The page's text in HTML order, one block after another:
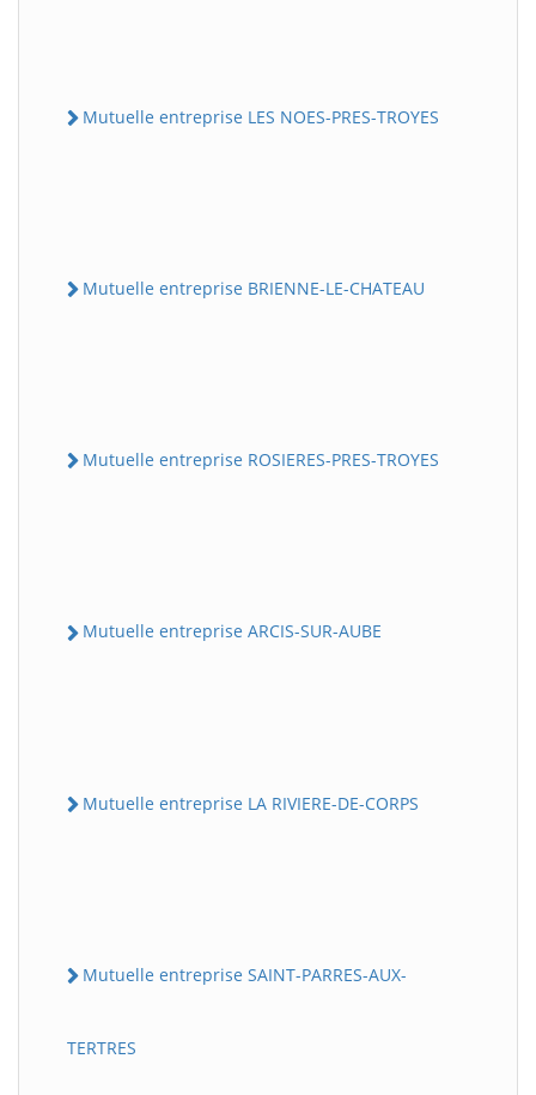
Mutuelle entreprise LES NOES-PRES-TROYES
Mutuelle entreprise BRIENNE-LE-CHATEAU
Mutuelle entreprise ROSIERES-PRES-TROYES
Mutuelle entreprise ARCIS-SUR-AUBE
Mutuelle entreprise LA RIVIERE-DE-CORPS
Mutuelle entreprise SAINT-PARRES-AUX-
TERTRES